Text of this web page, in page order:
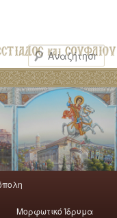
Μορφωτικό Ίδρυμα